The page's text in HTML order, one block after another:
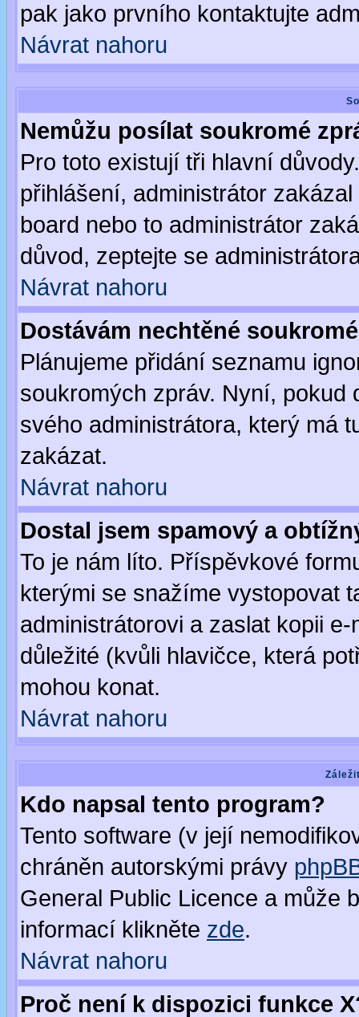
pak jako prvního kontaktujte
Návrat nahoru
Nemůžu posílat soukromé
Pro toto existují tři hlavní
přihlášení, administrátor
board nebo to administrátor
důvod, zeptejte se
Návrat nahoru
Dostávám nechtěné
Plánujeme přidání seznamu
soukromých zpráv. Nyní, pokud
svého administrátora, který má
zakázat.
Návrat nahoru
Dostal jsem spamový a
To je nám líto. Příspěvkové
kterými se snažíme vystopovat
administrátorovi a zaslat kopii
důležité (kvůli hlavičce, která
mohou konat.
Návrat nahoru
Kdo napsal tento program?
Tento software (v její
chráněn autorskými právy
General Public Licence a může
informací klikněte zde.
Návrat nahoru
Proč není k dispozici funkce